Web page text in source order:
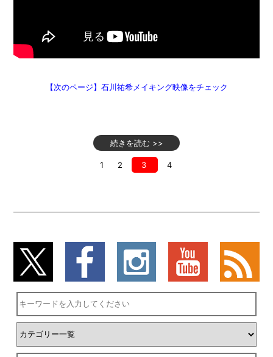
【次のページ】石川祐希メイキング映像をチェック
続きを読む >>
1 2 3 4